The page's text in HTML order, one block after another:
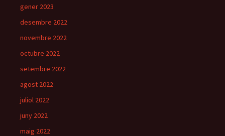
gener 2023
desembre 2022
novembre 2022
octubre 2022
setembre 2022
agost 2022
juliol 2022
juny 2022
maig 2022